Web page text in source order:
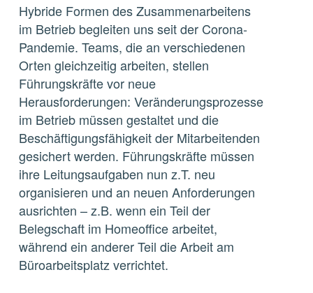
Hybride Formen des Zusammenarbeitens
im Betrieb begleiten uns seit der Corona-
Pandemie. Teams, die an verschiedenen
Orten gleichzeitig arbeiten, stellen
Führungskräfte vor neue
Herausforderungen: Veränderungsprozesse
im Betrieb müssen gestaltet und die
Beschäftigungsfähigkeit der Mitarbeitenden
gesichert werden. Führungskräfte müssen
ihre Leitungsaufgaben nun z.T. neu
organisieren und an neuen Anforderungen
ausrichten – z.B. wenn ein Teil der
Belegschaft im Homeoffice arbeitet,
während ein anderer Teil die Arbeit am
Büroarbeitsplatz verrichtet.